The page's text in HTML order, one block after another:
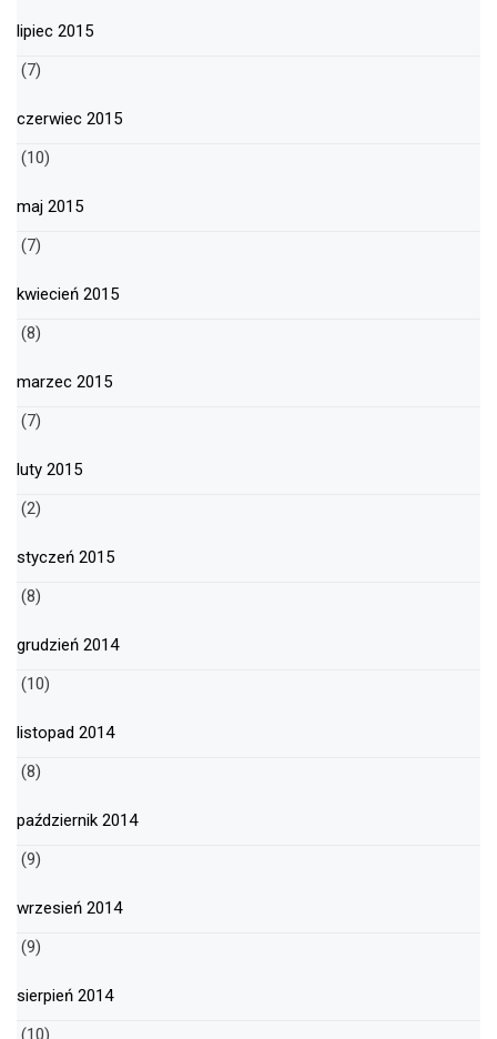
lipiec 2015
(7)
czerwiec 2015
(10)
maj 2015
(7)
kwiecień 2015
(8)
marzec 2015
(7)
luty 2015
(2)
styczeń 2015
(8)
grudzień 2014
(10)
listopad 2014
(8)
październik 2014
(9)
wrzesień 2014
(9)
sierpień 2014
(10)